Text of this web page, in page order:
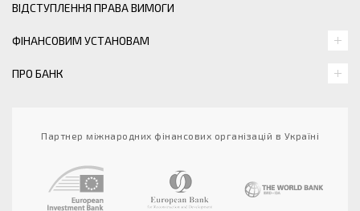
ВІДСТУПЛЕННЯ ПРАВА ВИМОГИ
ФІНАНСОВИМ УСТАНОВАМ
ПРО БАНК
Партнер міжнародних фінансових організацій в Україні